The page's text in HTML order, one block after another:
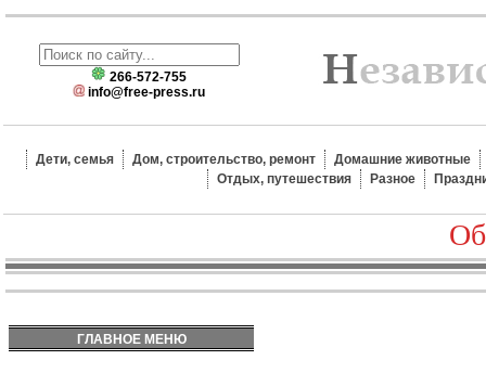
266-572-755
info@free-press.ru
Дети, семья Дом, строительство, ремонт
Домашние животные
Отдых, путешествия
Разное
ГЛАВНОЕ МЕНЮ